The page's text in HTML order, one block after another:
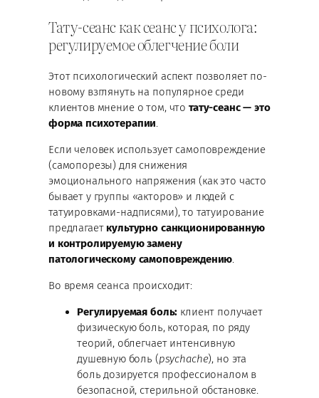
Тату-сеанс как сеанс у психолога:
регулируемое облегчение боли
Этот психологический аспект позволяет по-
новому взглянуть на популярное среди
клиентов мнение о том, что тату-сеанс — это
форма психотерапии.
Если человек использует самоповреждение
(самопорезы) для снижения
эмоционального напряжения (как это часто
бывает у группы «акторов» и людей с
татуировками-надписями), то татуирование
предлагает культурно санкционированную
и контролируемую замену
патологическому самоповреждению.
Во время сеанса происходит:
Регулируемая боль: клиент получает
физическую боль, которая, по ряду
теорий, облегчает интенсивную
душевную боль (psychache), но эта
боль дозируется профессионалом в
безопасной, стерильной обстановке.